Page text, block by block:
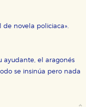
novela policiaca».
ayudante, el aragonés
se insinúa pero nada